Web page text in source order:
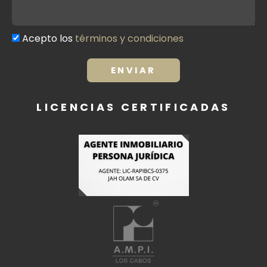
Términos
Acepto los términos y condiciones
ENVIAR
LICENCIAS CERTIFICADAS